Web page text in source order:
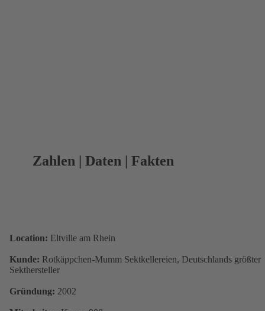
Zahlen | Daten | Fakten
Location: Eltville am Rhein
Kunde: Rotkäppchen-Mumm Sektkellereien, Deutschlands größter
Sekthersteller
Gründung: 2002